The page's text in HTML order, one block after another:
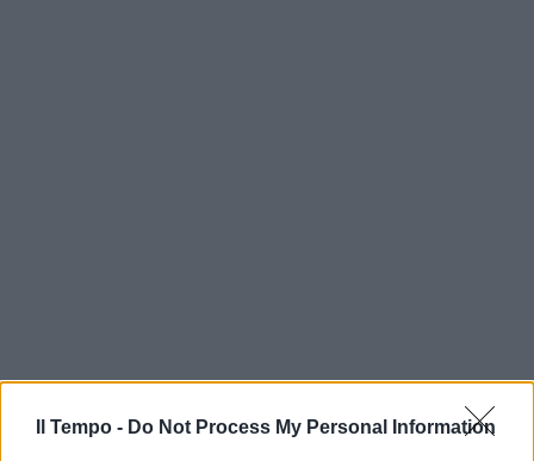
Il Tempo - Do Not Process My Personal Information